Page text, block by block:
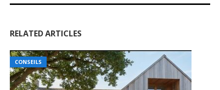
RELATED ARTICLES
CONSEILS